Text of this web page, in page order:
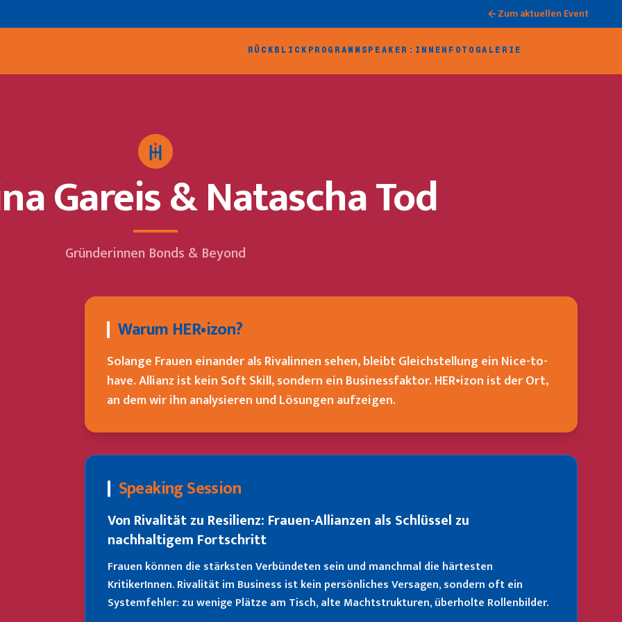
Zum aktuellen Event
RÜCKBLICK PROGRAMM SPEAKER:INNEN FOTOGALERIE
Gareis & Natascha Tod
Gründerinnen Bonds & Beyond
Warum HER•izon?
Solange Frauen einander als Rivalinnen sehen, bleibt Gleichstellung ein Nice-to-
have. Allianz ist kein Soft Skill, sondern ein Businessfaktor. HER•izon ist der Ort,
an dem wir ihn analysieren und Lösungen aufzeigen.
Speaking Session
Von Rivalität zu Resilienz: Frauen-Allianzen als Schlüssel zu
nachhaltigem Fortschritt
Frauen können die stärksten Verbündeten sein und manchmal die härtesten
KritikerInnen. Rivalität im Business ist kein persönliches Versagen, sondern oft ein
Systemfehler: zu wenige Plätze am Tisch, alte Machtstrukturen, überholte Rollenbilder.